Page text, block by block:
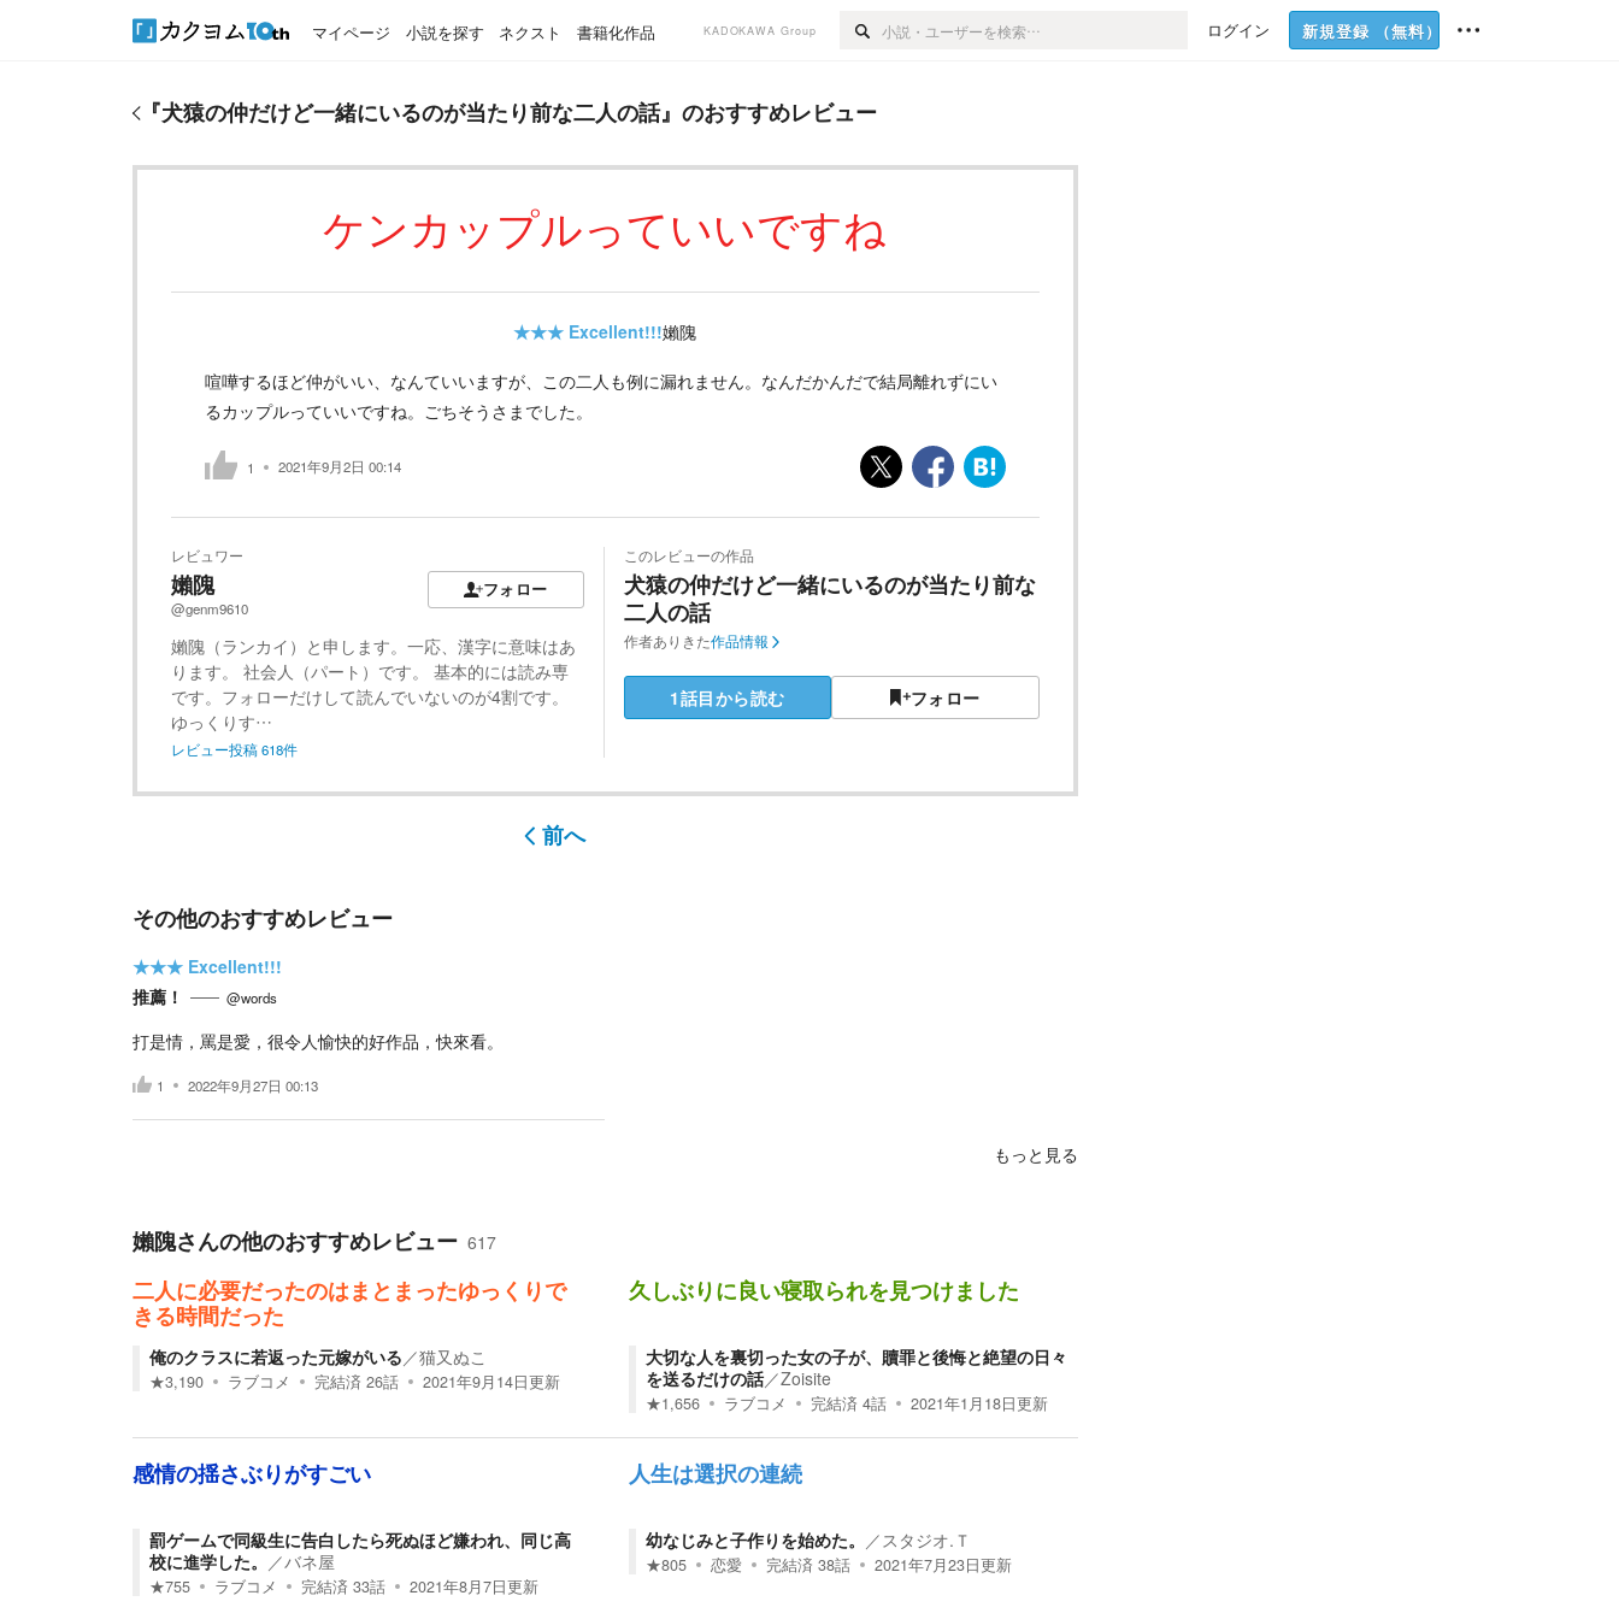
マイページ 小説を探す ネクスト 書籍化作品 KADOKAWA Group ログイン 新規登録 （無料）
『犬猿の仲だけど一緒にいるのが当たり前な二人の話』のおすすめレビュー
ケンカップルっていいですね
★★★ Excellent!!!嬾隗
喧嘩するほど仲がいい、なんていいますが、この二人も例に漏れません。なんだかんだで結局離れずにい
るカップルっていいですね。ごちそうさまでした。
1 2021年9月2日 00:14
レビュワー
嬾隗
@genm9610
フォロー
嬾隗（ランカイ）と申します。一応、漢字に意味はあ
ります。 社会人（パート）です。 基本的には読み専
です。フォローだけして読んでいないのが4割です。
ゆっくりす…
レビュー投稿618件
このレビューの作品
犬猿の仲だけど一緒にいるのが当たり前な
二人の話
作者ありきた作品情報
1話目から読む フォロー
前へ
その他のおすすめレビュー
★★★ Excellent!!!
推薦！
@words
打是情，罵是愛，很令人愉快的好作品，快來看。
1 2022年9月27日 00:13
もっと見る
嬾隗さんの他のおすすめレビュー 617
二人に必要だったのはまとまったゆっくりで
きる時間だった
俺のクラスに若返った元嫁がいる／猫又ぬこ
★3,190 ラブコメ 完結済 26話 2021年9月14日更新
久しぶりに良い寝取られを見つけました
大切な人を裏切った女の子が、贖罪と後悔と絶望の日々
を送るだけの話／Zoisite
★1,656 ラブコメ 完結済 4話 2021年1月18日更新
感情の揺さぶりがすごい
罰ゲームで同級生に告白したら死ぬほど嫌われ、同じ高
校に進学した。 ／バネ屋
★755 ラブコメ 完結済 33話 2021年8月7日更新
人生は選択の連続
幼なじみと子作りを始めた。 ／スタジオ.Ｔ
★805 恋愛 完結済 38話 2021年7月23日更新